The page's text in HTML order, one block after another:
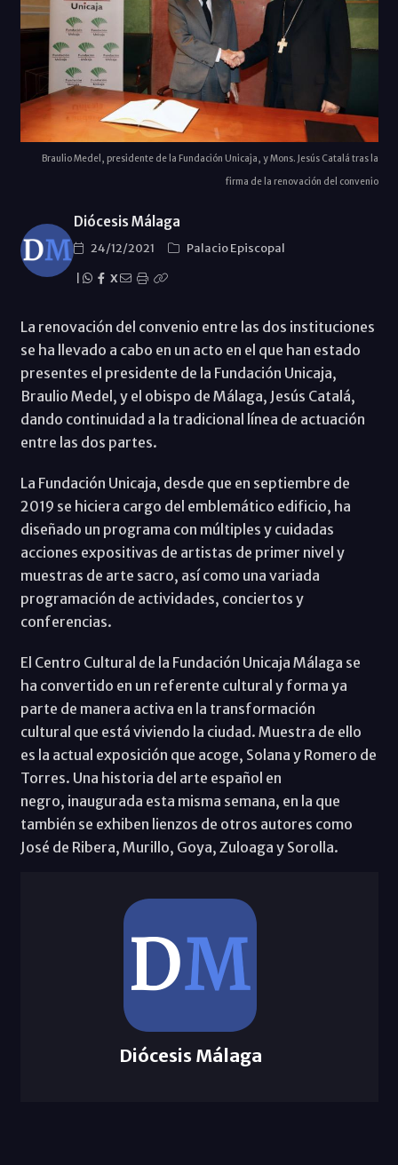
Braulio Medel, presidente de la Fundación Unicaja, y Mons. Jesús Catalá tras la
firma de la renovación del convenio
Diócesis Málaga
24/12/2021
Palacio Episcopal
X
La renovación del convenio entre las dos instituciones
se ha llevado a cabo en un acto en el que han estado
presentes el presidente de la Fundación Unicaja,
Braulio Medel, y el obispo de Málaga, Jesús Catalá,
dando continuidad a la tradicional línea de actuación
entre las dos partes.
La Fundación Unicaja, desde que en septiembre de
2019 se hiciera cargo del emblemático edificio, ha
diseñado un programa con múltiples y cuidadas
acciones expositivas de artistas de primer nivel y
muestras de arte sacro, así como una variada
programación de actividades, conciertos y
conferencias.
El Centro Cultural de la Fundación Unicaja Málaga se
ha convertido en un referente cultural y forma ya
parte de manera activa en la transformación
cultural que está viviendo la ciudad. Muestra de ello
es la actual exposición que acoge, Solana y Romero de
Torres. Una historia del arte español en
negro, inaugurada esta misma semana, en la que
también se exhiben lienzos de otros autores como
José de Ribera, Murillo, Goya, Zuloaga y Sorolla.
Diócesis Málaga